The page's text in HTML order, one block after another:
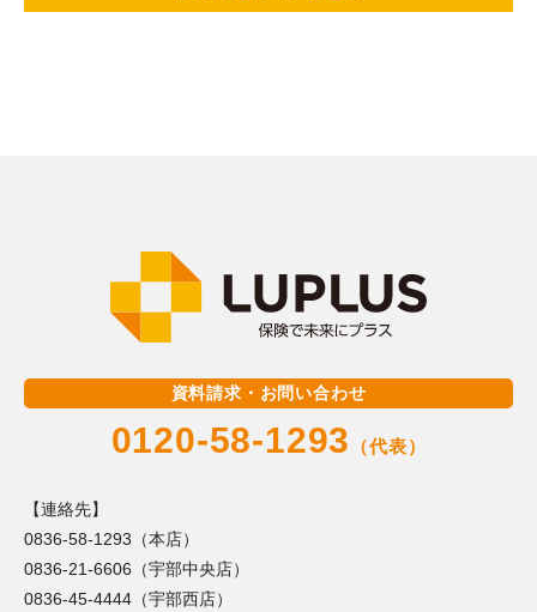
資料請求・お問い合わせ
0120-58-1293 （代表）
【連絡先】
0836-58-1293（本店）
0836-21-6606（宇部中央店）
0836-45-4444（宇部西店）